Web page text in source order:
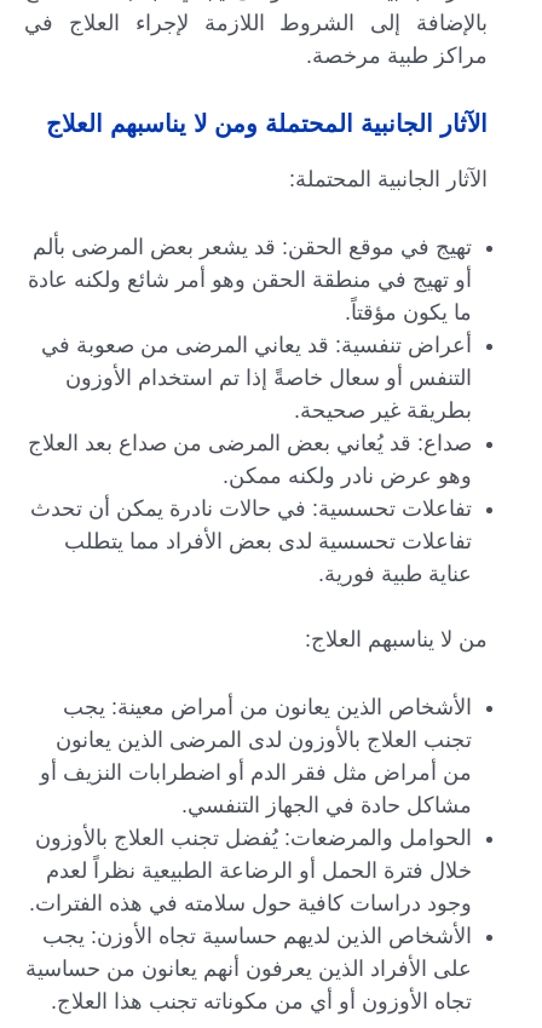
بالإضافة إلى الشروط اللازمة لإجراء العلاج في
مراكز طبية مرخصة.
الآثار الجانبية المحتملة ومن لا يناسبهم العلاج
الآثار الجانبية المحتملة:
تهيج في موقع الحقن: قد يشعر بعض المرضى بألم
أو تهيج في منطقة الحقن وهو أمر شائع ولكنه عادة
ما يكون مؤقتاً.
أعراض تنفسية: قد يعاني المرضى من صعوبة في
التنفس أو سعال خاصةً إذا تم استخدام الأوزون
بطريقة غير صحيحة.
صداع: قد يُعاني بعض المرضى من صداع بعد العلاج
وهو عرض نادر ولكنه ممكن.
تفاعلات تحسسية: في حالات نادرة يمكن أن تحدث
تفاعلات تحسسية لدى بعض الأفراد مما يتطلب
عناية طبية فورية.
من لا يناسبهم العلاج:
الأشخاص الذين يعانون من أمراض معينة: يجب
تجنب العلاج بالأوزون لدى المرضى الذين يعانون
من أمراض مثل فقر الدم أو اضطرابات النزيف أو
مشاكل حادة في الجهاز التنفسي.
الحوامل والمرضعات: يُفضل تجنب العلاج بالأوزون
خلال فترة الحمل أو الرضاعة الطبيعية نظراً لعدم
وجود دراسات كافية حول سلامته في هذه الفترات.
الأشخاص الذين لديهم حساسية تجاه الأوزن: يجب
على الأفراد الذين يعرفون أنهم يعانون من حساسية
تجاه الأوزون أو أي من مكوناته تجنب هذا العلاج.